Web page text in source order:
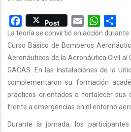
Facebook
Post Email WhatsApp
La teoría se convirtió en acción
Curso Básico de Bomberos
Aeronáuticos de la Aeronáutica Civil al
GACAS. En las instalaciones de la
complementaron su formación
prácticos orientados a fortalecer sus
frente a emergencias en el entorno
Durante la jornada, los